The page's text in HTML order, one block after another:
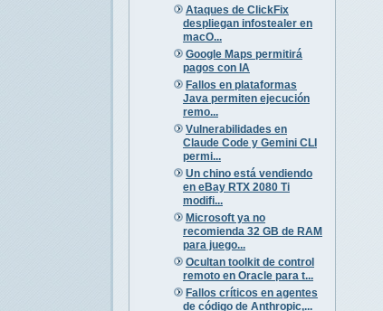
Ataques de ClickFix
despliegan infostealer en
macO...
Google Maps permitirá
pagos con IA
Fallos en plataformas
Java permiten ejecución
remo...
Vulnerabilidades en
Claude Code y Gemini CLI
permi...
Un chino está vendiendo
en eBay RTX 2080 Ti
modifi...
Microsoft ya no
recomienda 32 GB de RAM
para juego...
Ocultan toolkit de control
remoto en Oracle para t...
Fallos críticos en agentes
de código de Anthropic,...